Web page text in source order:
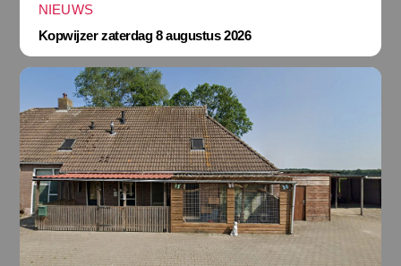
NIEUWS
Kopwijzer zaterdag 8 augustus 2026